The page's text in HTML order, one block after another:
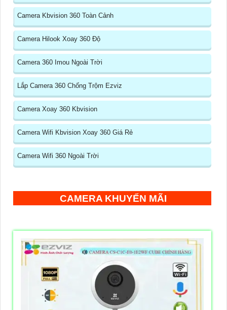
Camera Kbvision 360 Toàn Cảnh
Camera Hilook Xoay 360 Độ
Camera 360 Imou Ngoài Trời
Lắp Camera 360 Chống Trộm Ezviz
Camera Xoay 360 Kbvision
Camera Wifi Kbvision Xoay 360 Giá Rẻ
Camera Wifi 360 Ngoài Trời
CAMERA KHUYẾN MÃI